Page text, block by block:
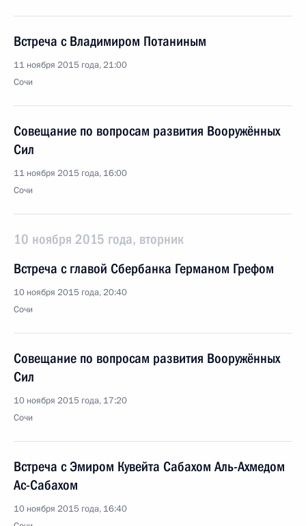
Встреча с Владимиром Потаниным
11 ноября 2015 года, 21:00
Сочи
Совещание по вопросам развития Вооружённых
Сил
11 ноября 2015 года, 16:00
Сочи
10 ноября 2015 года, вторник
Встреча с главой Сбербанка Германом Грефом
10 ноября 2015 года, 20:40
Сочи
Совещание по вопросам развития Вооружённых
Сил
10 ноября 2015 года, 17:20
Сочи
Встреча с Эмиром Кувейта Сабахом Аль-Ахмедом
Ас-Сабахом
10 ноября 2015 года, 16:40